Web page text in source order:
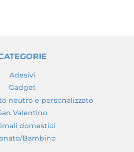
Adesivi
Gadget
neutro e personalizzato
Valentino
domestici
Bambino